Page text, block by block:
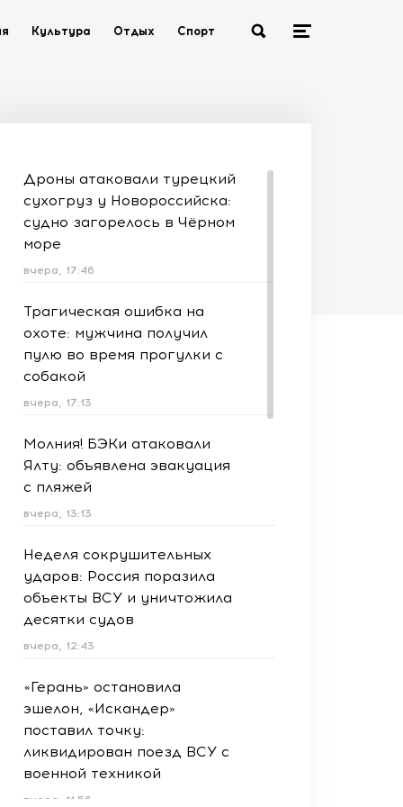
Культура Отдых Спорт
Дроны атаковали турецкий
сухогруз у Новороссийска:
судно загорелось в Чёрном
море
вчера, 17:46
Трагическая ошибка на
охоте: мужчина получил
пулю во время прогулки с
собакой
вчера, 17:13
Молния! БЭКи атаковали
Ялту: объявлена эвакуация
с пляжей
вчера, 13:13
Неделя сокрушительных
ударов: Россия поразила
объекты ВСУ и уничтожила
десятки судов
вчера, 12:43
«Герань» остановила
эшелон, «Искандер»
поставил точку:
ликвидирован поезд ВСУ с
военной техникой
вчера, 11:56